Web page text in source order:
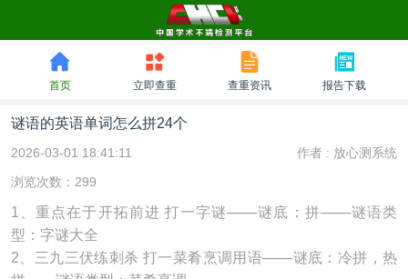
首页 立即查重 查重资讯 报告下载
谜语的英语单词怎么拼24个
2026-03-01 18:41:11 作者 : 放心测系统
浏览次数：299
1、重点在于开拓前进 打一字谜───谜底：拼───谜语类
型：字谜大全
2、三九三伏练刺杀 打一菜肴烹调用语───谜底：冷拼，热